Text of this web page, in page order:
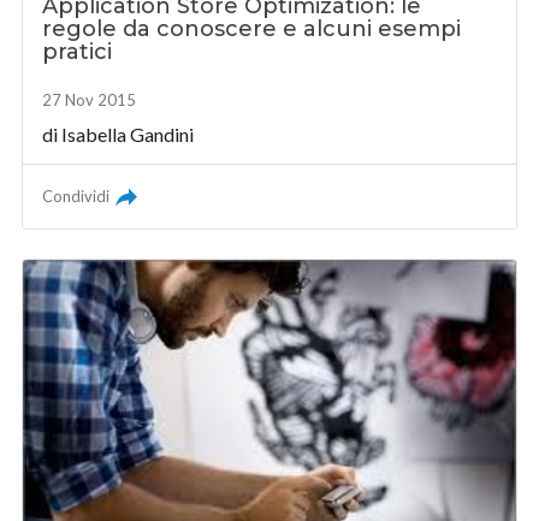
Application Store Optimization: le
regole da conoscere e alcuni esempi
pratici
27 Nov 2015
di Isabella Gandini
Condividi